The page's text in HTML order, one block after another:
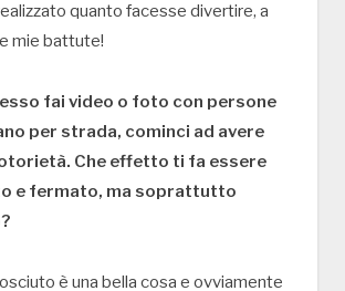
quanto facesse divertire, a
mie battute!
fai video o foto con persone
per strada, cominci ad avere
Che effetto ti fa essere
e fermato, ma soprattutto
è una bella cosa e ovviamente